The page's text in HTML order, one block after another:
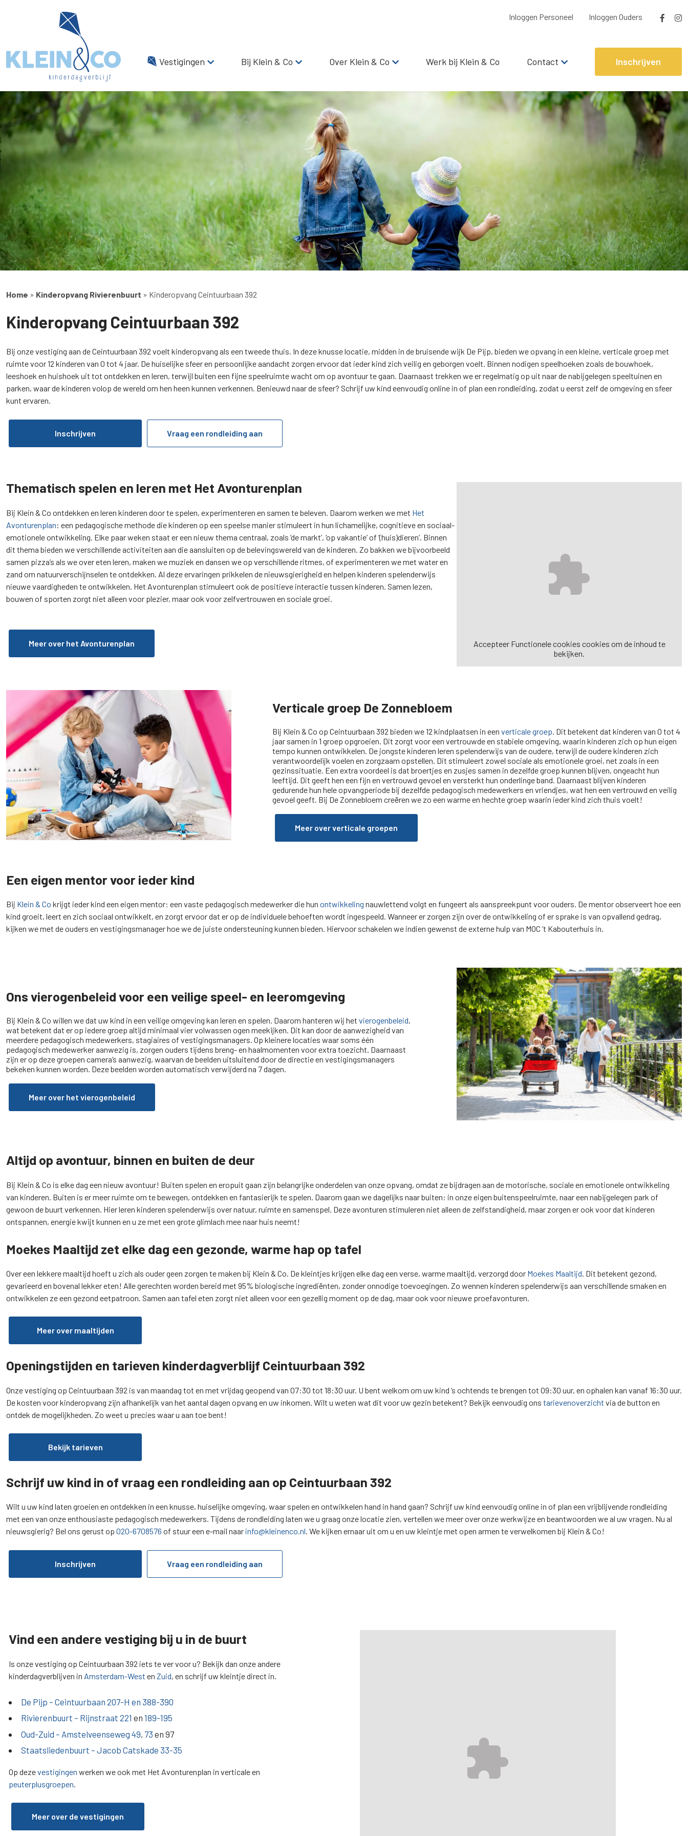
Inloggen Personeel Inloggen Ouders
Vestigingen Bij Klein & Co Over Klein & Co Werk bij Klein & Co Contact Inschrijven
Home » Kinderopvang Rivierenbuurt » Kinderopvang Ceintuurbaan 392
Kinderopvang Ceintuurbaan 392
Bij onze vestiging aan de Ceintuurbaan 392 voelt kinderopvang als een tweede thuis. In deze knusse locatie, midden in de bruisende wijk De Pijp, bieden we opvang in een kleine, verticale groep met
ruimte voor 12 kinderen van 0 tot 4 jaar. De huiselijke sfeer en persoonlijke aandacht zorgen ervoor dat ieder kind zich veilig en geborgen voelt. Binnen nodigen speelhoeken zoals de bouwhoek,
leeshoek en huishoek uit tot ontdekken en leren, terwijl buiten een fijne speelruimte wacht om op avontuur te gaan. Daarnaast trekken we er regelmatig op uit naar de nabijgelegen speeltuinen en
parken, waar de kinderen volop de wereld om hen heen kunnen verkennen. Benieuwd naar de sfeer? Schrijf uw kind eenvoudig online in of plan een rondleiding, zodat u eerst zelf de omgeving en sfeer
kunt ervaren.
Inschrijven Vraag een rondleiding aan
Thematisch spelen en leren met Het Avonturenplan
Bij Klein & Co ontdekken en leren kinderen door te spelen, experimenteren en samen te beleven. Daarom werken we met Het
Avonturenplan: een pedagogische methode die kinderen op een speelse manier stimuleert in hun lichamelijke, cognitieve en sociaal-
emotionele ontwikkeling. Elke paar weken staat er een nieuw thema centraal, zoals ‘de markt’, ‘op vakantie’ of ‘(huis)dieren’. Binnen
dit thema bieden we verschillende activiteiten aan die aansluiten op de belevingswereld van de kinderen. Zo bakken we bijvoorbeeld
samen pizza’s als we over eten leren, maken we muziek en dansen we op verschillende ritmes, of experimenteren we met water en
zand om natuurverschijnselen te ontdekken. Al deze ervaringen prikkelen de nieuwsgierigheid en helpen kinderen spelenderwijs
nieuwe vaardigheden te ontwikkelen. Het Avonturenplan stimuleert ook de positieve interactie tussen kinderen. Samen lezen,
bouwen of sporten zorgt niet alleen voor plezier, maar ook voor zelfvertrouwen en sociale groei.
Meer over het Avonturenplan Accepteer Functionele cookies cookies om de inhoud te
bekijken.
Verticale groep De Zonnebloem
Bij Klein & Co op Ceintuurbaan 392 bieden we 12 kindplaatsen in een verticale groep . Dit betekent dat kinderen van 0 tot 4
jaar samen in 1 groep opgroeien. Dit zorgt voor een vertrouwde en stabiele omgeving, waarin kinderen zich op hun eigen
tempo kunnen ontwikkelen. De jongste kinderen leren spelenderwijs van de oudere, terwijl de oudere kinderen zich
verantwoordelijk voelen en zorgzaam opstellen. Dit stimuleert zowel sociale als emotionele groei, net zoals in een
gezinssituatie. Een extra voordeel is dat broertjes en zusjes samen in dezelfde groep kunnen blijven, ongeacht hun
leeftijd. Dit geeft hen een fijn en vertrouwd gevoel en versterkt hun onderlinge band. Daarnaast blijven kinderen
gedurende hun hele opvangperiode bij dezelfde pedagogisch medewerkers en vriendjes, wat hen een vertrouwd en veilig
gevoel geeft. Bij De Zonnebloem creëren we zo een warme en hechte groep waarin ieder kind zich thuis voelt!
Meer over verticale groepen
Een eigen mentor voor ieder kind
Bij Klein & Co krijgt ieder kind een eigen mentor: een vaste pedagogisch medewerker die hun ontwikkeling nauwlettend volgt en fungeert als aanspreekpunt voor ouders. De mentor observeert hoe een
kind groeit, leert en zich sociaal ontwikkelt, en zorgt ervoor dat er op de individuele behoeften wordt ingespeeld. Wanneer er zorgen zijn over de ontwikkeling of er sprake is van opvallend gedrag,
kijken we met de ouders en vestigingsmanager hoe we de juiste ondersteuning kunnen bieden. Hiervoor schakelen we indien gewenst de externe hulp van MOC ’t Kabouterhuis in.
Ons vierogenbeleid voor een veilige speel- en leeromgeving
Bij Klein & Co willen we dat uw kind in een veilige omgeving kan leren en spelen. Daarom hanteren wij het vierogenbeleid,
wat betekent dat er op iedere groep altijd minimaal vier volwassen ogen meekijken. Dit kan door de aanwezigheid van
meerdere pedagogisch medewerkers, stagiaires of vestigingsmanagers. Op kleinere locaties waar soms één
pedagogisch medewerker aanwezig is, zorgen ouders tijdens breng- en haalmomenten voor extra toezicht. Daarnaast
zijn er op deze groepen camera’s aanwezig, waarvan de beelden uitsluitend door de directie en vestigingsmanagers
bekeken kunnen worden. Deze beelden worden automatisch verwijderd na 7 dagen.
Meer over het vierogenbeleid
Altijd op avontuur, binnen en buiten de deur
Bij Klein & Co is elke dag een nieuw avontuur! Buiten spelen en eropuit gaan zijn belangrijke onderdelen van onze opvang, omdat ze bijdragen aan de motorische, sociale en emotionele ontwikkeling
van kinderen. Buiten is er meer ruimte om te bewegen, ontdekken en fantasierijk te spelen. Daarom gaan we dagelijks naar buiten: in onze eigen buitenspeelruimte, naar een nabijgelegen park of
gewoon de buurt verkennen. Hier leren kinderen spelenderwijs over natuur, ruimte en samenspel. Deze avonturen stimuleren niet alleen de zelfstandigheid, maar zorgen er ook voor dat kinderen
ontspannen, energie kwijt kunnen en u ze met een grote glimlach mee naar huis neemt!
Moekes Maaltijd zet elke dag een gezonde, warme hap op tafel
Over een lekkere maaltijd hoeft u zich als ouder geen zorgen te maken bij Klein & Co. De kleintjes krijgen elke dag een verse, warme maaltijd, verzorgd door Moekes Maaltijd. Dit betekent gezond,
gevarieerd en bovenal lekker eten! Alle gerechten worden bereid met 95% biologische ingrediënten, zonder onnodige toevoegingen. Zo wennen kinderen spelenderwijs aan verschillende smaken en
ontwikkelen ze een gezond eetpatroon. Samen aan tafel eten zorgt niet alleen voor een gezellig moment op de dag, maar ook voor nieuwe proefavonturen.
Meer over maaltijden
Openingstijden en tarieven kinderdagverblijf Ceintuurbaan 392
Onze vestiging op Ceintuurbaan 392 is van maandag tot en met vrijdag geopend van 07:30 tot 18:30 uur. U bent welkom om uw kind ’s ochtends te brengen tot 09:30 uur, en ophalen kan vanaf 16:30 uur.
De kosten voor kinderopvang zijn afhankelijk van het aantal dagen opvang en uw inkomen. Wilt u weten wat dit voor uw gezin betekent? Bekijk eenvoudig ons tarievenoverzicht via de button en
ontdek de mogelijkheden. Zo weet u precies waar u aan toe bent!
Bekijk tarieven
Schrijf uw kind in of vraag een rondleiding aan op Ceintuurbaan 392
Wilt u uw kind laten groeien en ontdekken in een knusse, huiselijke omgeving, waar spelen en ontwikkelen hand in hand gaan? Schrijf uw kind eenvoudig online in of plan een vrijblijvende rondleiding
met een van onze enthousiaste pedagogisch medewerkers. Tijdens de rondleiding laten we u graag onze locatie zien, vertellen we meer over onze werkwijze en beantwoorden we al uw vragen. Nu al
nieuwsgierig? Bel ons gerust op 020-6708576 of stuur een e-mail naar info@kleinenco.nl. We kijken ernaar uit om u en uw kleintje met open armen te verwelkomen bij Klein & Co!
Inschrijven Vraag een rondleiding aan
Vind een andere vestiging bij u in de buurt
Is onze vestiging op Ceintuurbaan 392 iets te ver voor u? Bekijk dan onze andere
kinderdagverblijven in Amsterdam-West en Zuid, en schrijf uw kleintje direct in.
De Pijp – Ceintuurbaan 207-H en 388-390
Rivierenbuurt – Rijnstraat 221 en 189-195
Oud-Zuid – Amstelveenseweg 49, 73 en 97
Staatsliedenbuurt – Jacob Catskade 33-35
Op dezevestigingen werken we ook met Het Avonturenplan in verticale en
peuterplusgroepen.
Meer over de vestigingen